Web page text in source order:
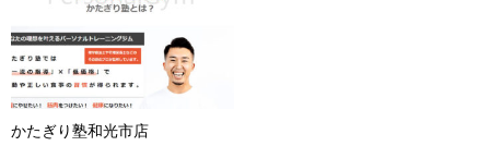
かたぎり塾和光市店